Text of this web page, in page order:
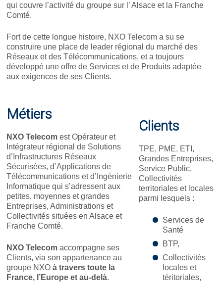
meilleur scénario pour basculer
votre téléphonie dans Teams
Evaluez vous pour découvrir le scénario
d'adoption idéal pour votre organisation !
qui couvre l’activité du groupe sur l’ Alsace et la Franche
Comté.
Fort de cette longue histoire, NXO Telecom a su se
construire une place de leader régional du marché des
Réseaux et des Télécommunications, et a toujours
développé une offre de Services et de Produits adaptée
aux exigences de ses Clients.
Métiers
NXO Telecom est Opérateur et
Intégrateur régional de Solutions
d’Infrastructures Réseaux
Sécurisées, d’Applications de
Télécommunications et d’Ingénierie
Informatique qui s’adressent aux
petites, moyennes et grandes
Entreprises, Administrations et
Collectivités situées en Alsace et
Franche Comté.
NXO Telecom accompagne ses
Clients, via son appartenance au
groupe NXOà travers toute la
France, l’Europe et au-delà.
Clients
TPE, PME, ETI,
Grandes Entreprises,
Service Public,
Collectivités
territoriales et locales
parmi lesquels :
Services de
Santé
BTP,
Collectivités
locales et
téritoriales,